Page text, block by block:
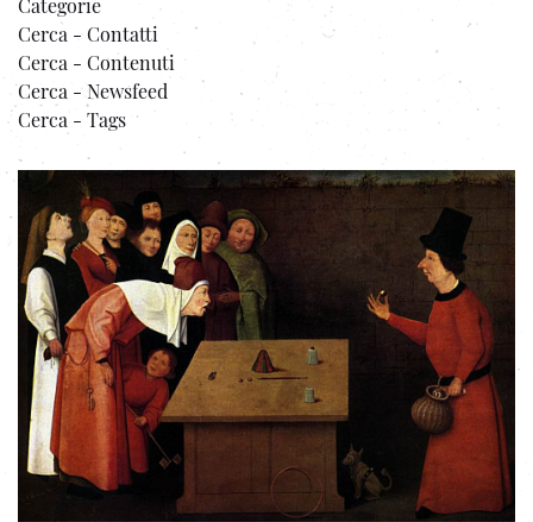
Cerca - Contatti
Cerca - Contenuti
Cerca - Newsfeed
Cerca - Tags